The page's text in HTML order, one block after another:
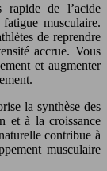
rapide de l’acide
musculaire.
de reprendre
accrue. Vous
et augmenter
la synthèse des
et à la croissance
contribue à
musculaire